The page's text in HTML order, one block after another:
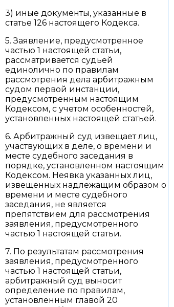
3) иные документы, указанные в
статье 126 настоящего Кодекса.
5. Заявление, предусмотренное
частью 1 настоящей статьи,
рассматривается судьей
единолично по правилам
рассмотрения дела арбитражным
судом первой инстанции,
предусмотренным настоящим
Кодексом, с учетом особенностей,
установленных настоящей статьей.
6. Арбитражный суд извещает лиц,
участвующих в деле, о времени и
месте судебного заседания в
порядке, установленном настоящим
Кодексом. Неявка указанных лиц,
извещенных надлежащим образом о
времени и месте судебного
заседания, не является
препятствием для рассмотрения
заявления, предусмотренного
частью 1 настоящей статьи.
7. По результатам рассмотрения
заявления, предусмотренного
частью 1 настоящей статьи,
арбитражный суд выносит
определение по правилам,
установленным главой 20